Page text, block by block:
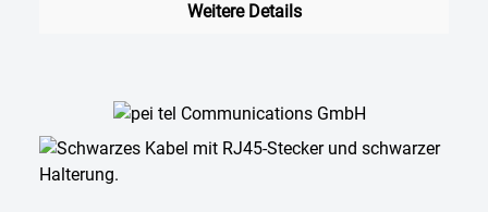
Weitere Details